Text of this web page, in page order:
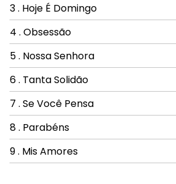
3 . Hoje É Domingo
4 . Obsessão
5 . Nossa Senhora
6 . Tanta Solidão
7 . Se Você Pensa
8 . Parabéns
9 . Mis Amores